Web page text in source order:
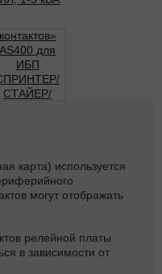
карта) используется
могут отображать
релейной платы
в зависимости от